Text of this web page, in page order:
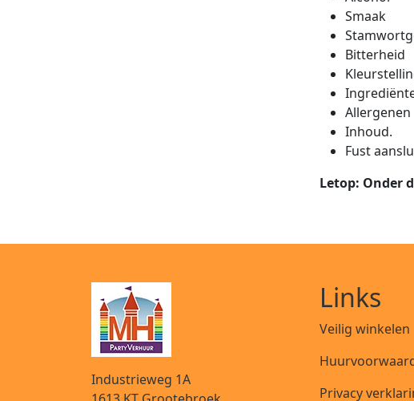
Fust
Letop: Onder
Industrieweg 1A
Links
Veilig winkelen
Privacy